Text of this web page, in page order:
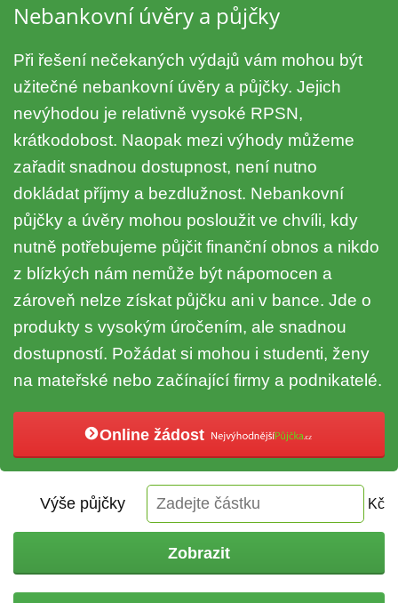
Nebankovní úvěry a půjčky
Při řešení nečekaných výdajů vám mohou být
užitečné nebankovní úvěry a půjčky. Jejich
nevýhodou je relativně vysoké RPSN,
krátkodobost. Naopak mezi výhody můžeme
zařadit snadnou dostupnost, není nutno
dokládat příjmy a bezdlužnost. Nebankovní
půjčky a úvěry mohou posloužit ve chvíli, kdy
nutně potřebujeme půjčit finanční obnos a nikdo
z blízkých nám nemůže být nápomocen a
zároveň nelze získat půjčku ani v bance. Jde o
produkty s vysokým úročením, ale snadnou
dostupností. Požádat si mohou i studenti, ženy
na mateřské nebo začínající firmy a podnikatelé.
Online žádost
Výše půjčky Kč
Zobrazit